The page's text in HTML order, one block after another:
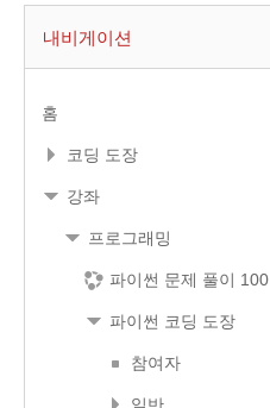
내비게이션
홈
코딩 도장
강좌
프로그래밍
파이썬 문제 풀이 100
파이썬 코딩 도장
참여자